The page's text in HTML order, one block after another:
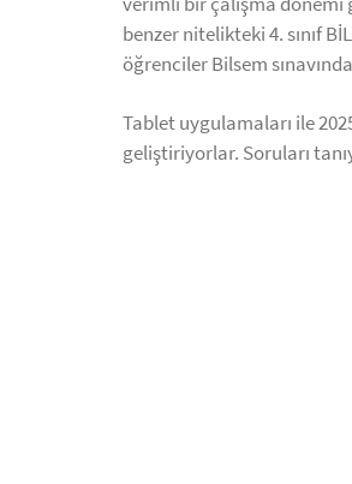
benzer nitelikteki 4. sınıf
öğrenciler Bilsem
Tablet uygulamaları ile
geliştiriyorlar. Soruları